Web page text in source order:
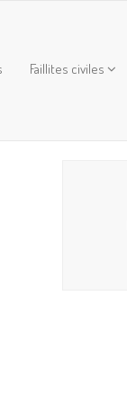
Faillites civiles